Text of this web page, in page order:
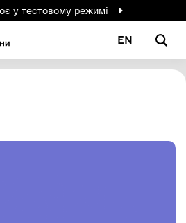
у тестовому режимі
EN